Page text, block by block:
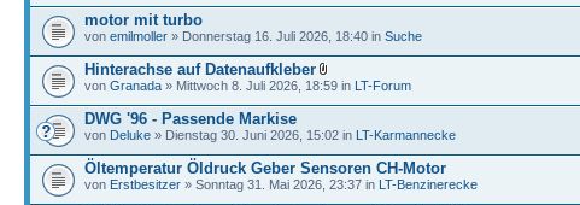
motor mit turbo
von emilmoller » Donnerstag 16. Juli 2026, 18:40 in Suche
Hinterachse auf Datenaufkleber
von Granada » Mittwoch 8. Juli 2026, 18:59 in LT-Forum
DWG '96 - Passende Markise
von Deluke » Dienstag 30. Juni 2026, 15:02 in LT-Karmannecke
Öltemperatur Öldruck Geber Sensoren CH-Motor
von Erstbesitzer » Sonntag 31. Mai 2026, 23:37 in LT-Benzinerecke